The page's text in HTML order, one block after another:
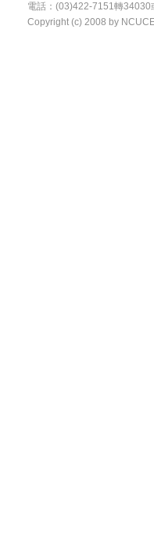
電話：(03)422-7151轉
Copyright (c) 2008 by